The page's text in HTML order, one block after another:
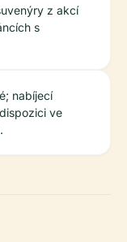
z akcí
s
nabíjecí
ve